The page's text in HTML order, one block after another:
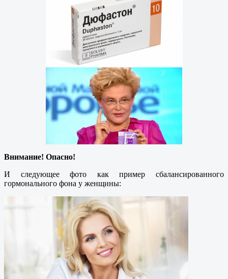
Внимание! Опасно!
И следующее фото как пример сбалансированного
гормонального фона у женщины: